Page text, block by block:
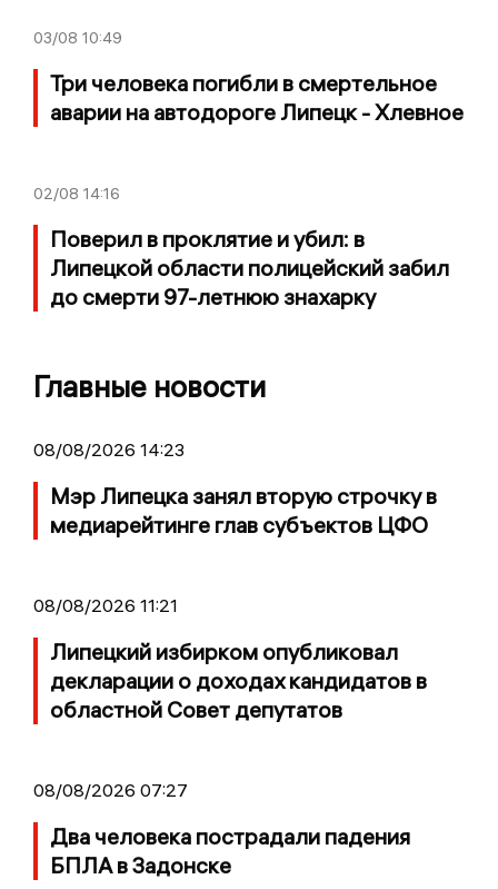
03/08 10:49
Три человека погибли в смертельное
аварии на автодороге Липецк - Хлевное
02/08 14:16
Поверил в проклятие и убил: в
Липецкой области полицейский забил
до смерти 97-летнюю знахарку
Главные новости
08/08/2026 14:23
Мэр Липецка занял вторую строчку в
медиарейтинге глав субъектов ЦФО
08/08/2026 11:21
Липецкий избирком опубликовал
декларации о доходах кандидатов в
областной Совет депутатов
08/08/2026 07:27
Два человека пострадали падения
БПЛА в Задонске